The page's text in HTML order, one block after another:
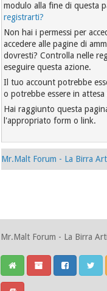
modulo alla fine di questa
registrarti?
Non hai i permessi per
accedere alle pagine di
dovresti? Controlla nelle
eseguire questa azione.
Il tuo account potrebbe
o potrebbe essere in
Hai raggiunto questa
l'appropriato form o link.
Mr.Malt Forum - La Birra
Mr.Malt Forum - La Birra